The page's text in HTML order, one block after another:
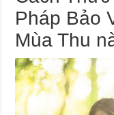
Pháp Bảo
Mùa Thu